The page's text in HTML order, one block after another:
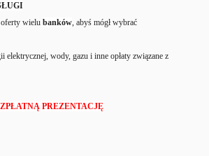
oferty wielu banków, abyś mógł wybrać
elektrycznej, wody, gazu i inne opłaty związane z
PREZENTACJĘ